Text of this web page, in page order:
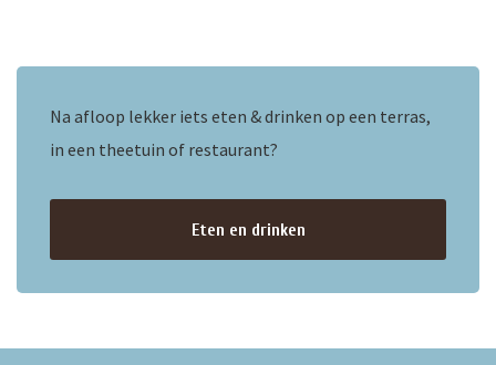
Na afloop lekker iets eten & drinken op een terras,
in een theetuin of restaurant?
Eten en drinken